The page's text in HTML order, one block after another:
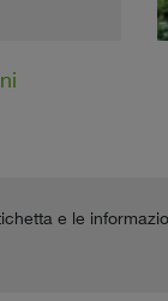
e le